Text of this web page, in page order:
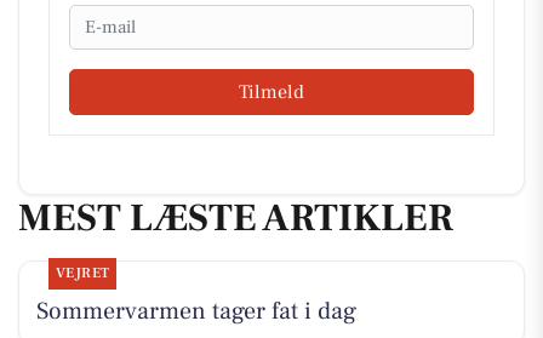
Email
Tilmeld
MEST LÆSTE ARTIKLER
VEJRET
Sommervarmen tager fat i dag